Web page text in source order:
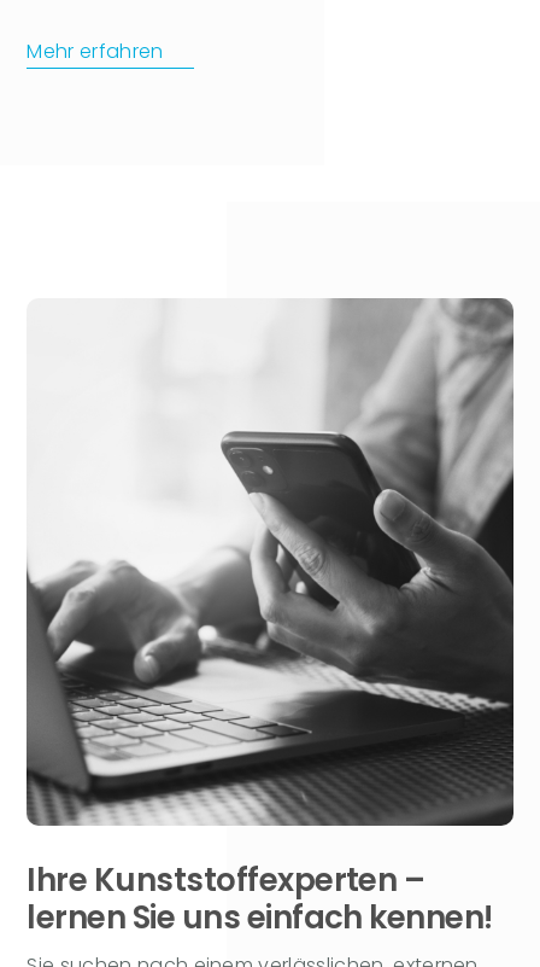
Mehr erfahren
Ihre Kunststoffexperten –
lernen Sie uns einfach kennen!